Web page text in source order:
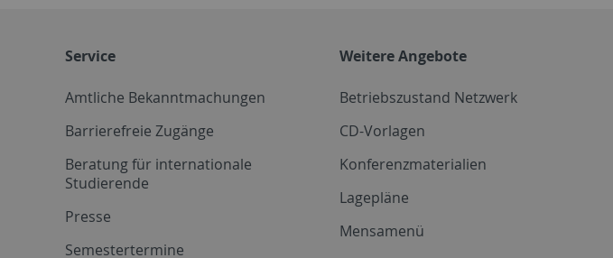
Service
Amtliche Bekanntmachungen
Barrierefreie Zugänge
Beratung für internationale
Studierende
Presse
Semestertermine
Weitere Angebote
Betriebszustand Netzwerk
CD-Vorlagen
Konferenzmaterialien
Lagepläne
Mensamenü